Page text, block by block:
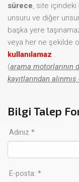
sürece, site içindeki
unsuru ve diğer
başka yere
veya her ne şekilde
kullanılamaz .
(arama motorlarının
kayıtlarından
Bilgi Talep
Adınız *
E-posta: *